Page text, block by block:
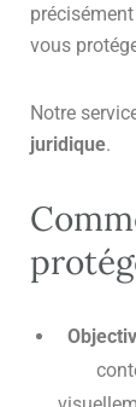
vous
Notre
juridique.